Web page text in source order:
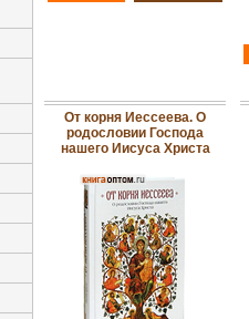
От корня Иессеева. О
родословии Господа
нашего Иисуса Христа